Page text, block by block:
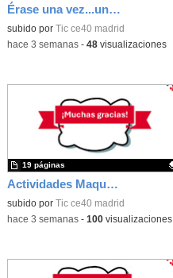
Érase una vez...un castillo medieval
subido por Tic ce40 madrid
-hace 3 semanas- 48visualizaciones
Actividades Maqueen
Contenido educativo.
subido por Tic ce40 madrid
19 páginas
-hace 3 semanas- 100visualizaciones